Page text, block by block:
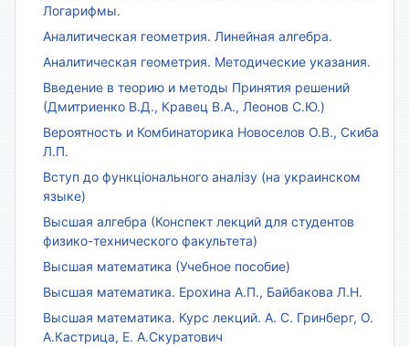
Логарифмы.
Аналитическая геометрия. Линейная алгебра.
Аналитическая геометрия. Методические указания.
Введение в теорию и методы Принятия решений
(Дмитриенко В.Д., Кравец В.А., Леонов С.Ю.)
Вероятность и Комбинаторика Новоселов О.В., Скиба
Л.П.
Вступ до функціонального аналізу (на украинском
языке)
Высшая алгебра (Конспект лекций для студентов
физико-технического факультета)
Высшая математика (Учебное пособие)
Высшая математика. Ерохина А.П., Байбакова Л.Н.
Высшая математика. Курс лекций. А. С. Гринберг, О.
А.Кастрица, Е. А.Скуратович